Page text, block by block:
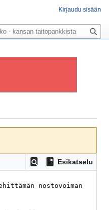
Esikatselu
Kirjaudu sisään